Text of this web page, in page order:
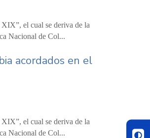
el cual se deriva de la
Nacional de Col...
acordados en el
el cual se deriva de la
Nacional de Col...